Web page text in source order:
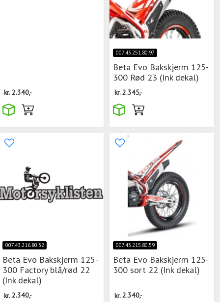
kr.2.340,-
007.43.251.80.97
Beta Evo Bakskjerm 125-
300 Rød 23 (Ink dekal)
kr.2.345,-
007.43.216.80.32
Beta Evo Bakskjerm 125-
300 Factory blå/rød 22
(Ink dekal)
kr.2.340,-
007.43.215.80.59
Beta Evo Bakskjerm 125-
300 sort 22 (Ink dekal)
kr.2.340,-